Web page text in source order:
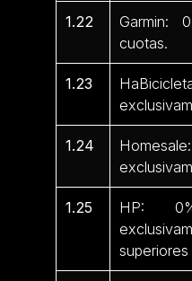
1.22
Garmin:
cuotas.
1.23
1.24
1.25
HP: